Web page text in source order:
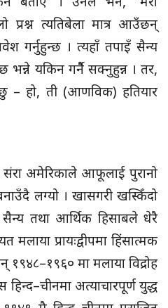
प्रश्न त्यतिबेला मात्र आउँछन्
गर्नुहुन्छ । त्यहाँ तपाइँ सैन्य
भन्ने यकिन गर्नैै सक्नुहुन्न । तर,
हो, ती (आणविक) हतियार
संरा अमेरिकाले आफूलाई पुरानो
लग्यो । खासगरी खस्किँदो
तथा आर्थिक हिसाबले धेरै
मलाया प्रायःद्वीपमा हिंसात्मक
१९४८–१९६० मा मलाया विद्रोह
हिन्द–चीनमा अत्याचारपूर्ण युद्ध